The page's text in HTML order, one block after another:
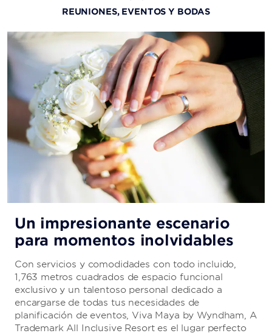
Savor flavorful, traditional Mexican dishes at this open-
made through the Viva App.
Daily Hours:
Dinner: 18:00–21:00
Viva Café
Serving up inventive fusion cuisine and artfully
presented dishes, this sleek, contemporary eatery
makes for a memorable meal. Reservations are required
and can be made through the Viva App.
Daily Hours:
Arrecife Snack Bar
Take a break at this poolside snack bar, featuring
burgers, fries, hot dogs, pizzas, sandwiches, fruit
salads, and ice-cold drinks.
REUNIONES, EVENTOS Y BODAS
Un impresionante escenario
para momentos inolvidables
Con servicios y comodidades con todo incluido,
1,763 metros cuadrados de espacio funcional
exclusivo y un talentoso personal dedicado a
encargarse de todas tus necesidades de
planificación de eventos, Viva Maya by Wyndham, A
Trademark All Inclusive Resort es el lugar perfecto